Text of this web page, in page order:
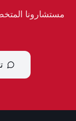
مستشارونا